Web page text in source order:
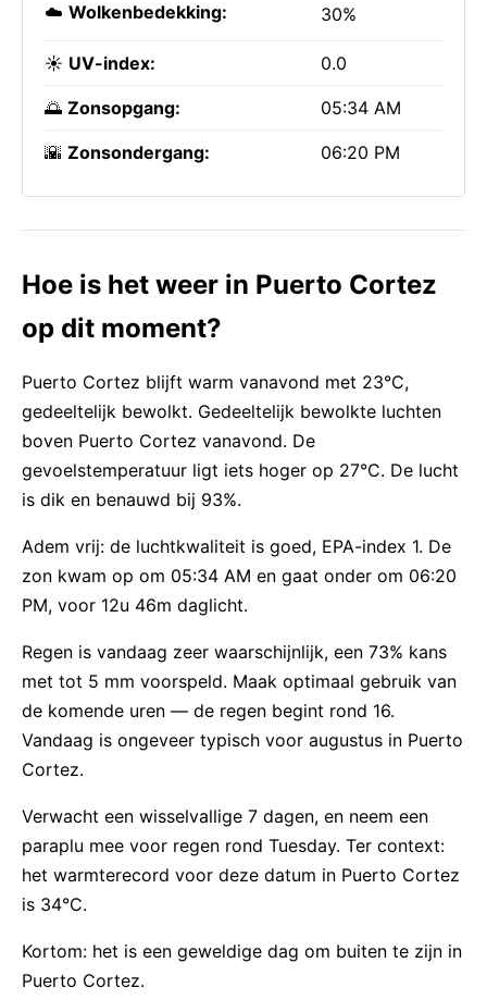
☁️ Wolkenbedekking: 30%
☀️ UV-index: 0.0
🌅 Zonsopgang: 05:34 AM
🌇 Zonsondergang: 06:20 PM
Hoe is het weer in Puerto Cortez
op dit moment?
Puerto Cortez blijft warm vanavond met 23°C,
gedeeltelijk bewolkt. Gedeeltelijk bewolkte luchten
boven Puerto Cortez vanavond. De
gevoelstemperatuur ligt iets hoger op 27°C. De lucht
is dik en benauwd bij 93%.
Adem vrij: de luchtkwaliteit is goed, EPA-index 1. De
zon kwam op om 05:34 AM en gaat onder om 06:20
PM, voor 12u 46m daglicht.
Regen is vandaag zeer waarschijnlijk, een 73% kans
met tot 5 mm voorspeld. Maak optimaal gebruik van
de komende uren — de regen begint rond 16.
Vandaag is ongeveer typisch voor augustus in Puerto
Cortez.
Verwacht een wisselvallige 7 dagen, en neem een
paraplu mee voor regen rond Tuesday. Ter context:
het warmterecord voor deze datum in Puerto Cortez
is 34°C.
Kortom: het is een geweldige dag om buiten te zijn in
Puerto Cortez.